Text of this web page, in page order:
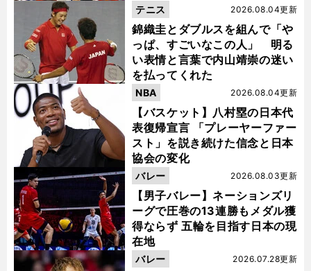
錦織圭とダブルスを組んで「や
っぱ、すごいなこの人」 明る
い表情と言葉で内山靖崇の迷い
を払ってくれた
2026.08.04更新
テニス
【バスケット】八村塁の日本代
表復帰宣言 「プレーヤーファー
スト」を説き続けた信念と日本
協会の変化
2026.08.04更新
NBA
【男子バレー】ネーションズリ
ーグで圧巻の13連勝もメダル獲
得ならず 五輪を目指す日本の現
在地
2026.08.03更新
バレー
2026.07.28更新
バレー